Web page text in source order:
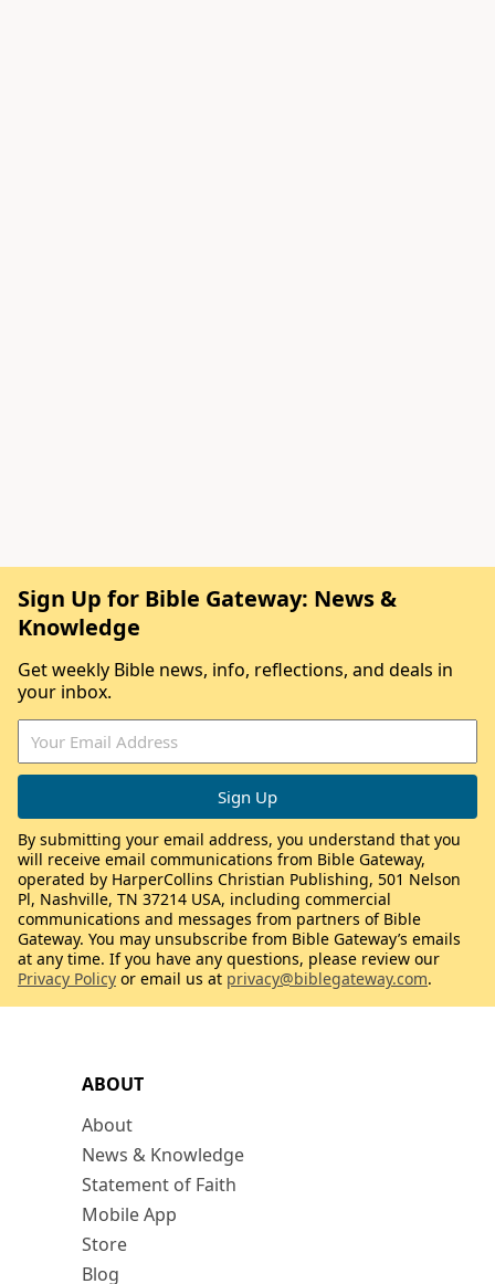
ABOUT
About
News & Knowledge
Statement of Faith
Mobile App
Store
Blog
Sign Up for Bible Gateway: News &
Knowledge
Get weekly Bible news, info, reflections, and deals in
your inbox.
By submitting your email address, you understand that you
will receive email communications from Bible Gateway,
operated by HarperCollins Christian Publishing, 501 Nelson
Pl, Nashville, TN 37214 USA, including commercial
communications and messages from partners of Bible
Gateway. You may unsubscribe from Bible Gateway’s emails
at any time. If you have any questions, please review our
Privacy Policy or email us at privacy@biblegateway.com.